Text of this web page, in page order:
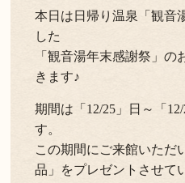
新着
キャンセル/プラ
本日は日帰り温泉「観音
した
「観音湯年末感謝祭」
きます♪
期間は「12/25」日～「
す。
この期間にご来館いただ
品」をプレゼントさせて